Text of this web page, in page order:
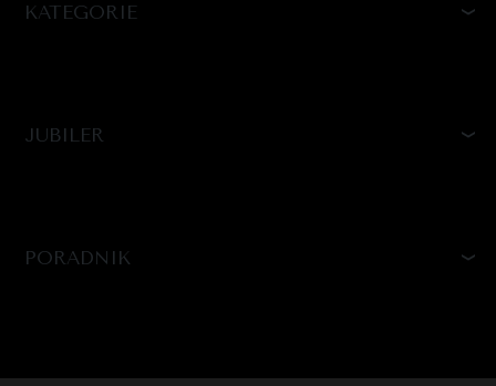
KATEGORIE
JUBILER
PORADNIK